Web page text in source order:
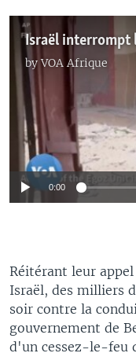
byVOA Afrique
No
0:00
Réitérant leur
Israël, des milliers
soir contre la
gouvernement de
d'un cessez-le-feu